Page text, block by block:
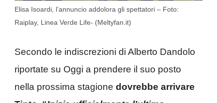
Elisa Isoardi, l’annuncio addolora gli spettatori – Foto:
Raiplay, Linea Verde Life- (Meltyfan.it)
Secondo le indiscrezioni di Alberto Dandolo
riportate su Oggi a prendere il suo posto
nella prossima stagione dovrebbe arrivare